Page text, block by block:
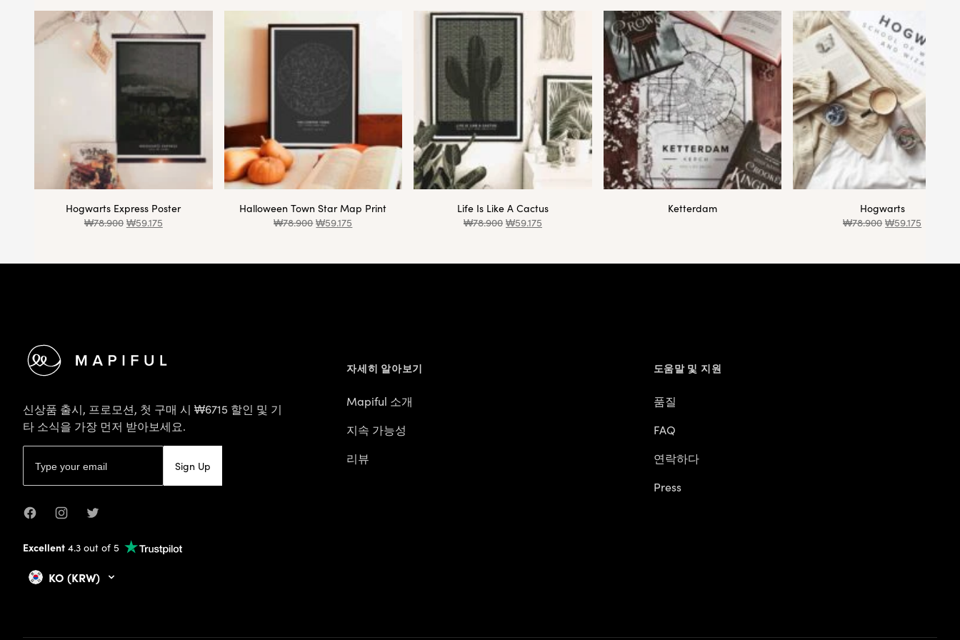
Hogwarts Express Poster
78.900 ₩59.175
Halloween Town Star Map Print
78.900 ₩59.175
Life Is Like A Cactus
78.900 ₩59.175
Ketterdam
Hogwarts
78.900 ₩59.175
신상품 출시, 프로모션, 첫 구매 시 ₩6715 할인 및 기
타 소식을 가장 먼저 받아보세요.
Sign Up
FacebookInstagramTwitter
Excellent4.3 out of 5
KO (KRW)
자세히 알아보기
Mapiful 소개
지속 가능성
도움말 및 지원
연락하다
Press